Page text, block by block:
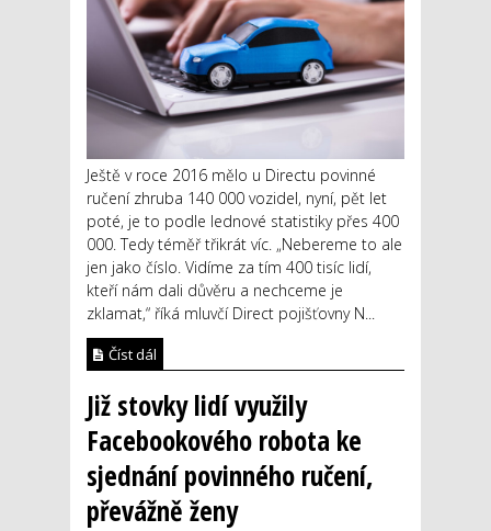
Ještě v roce 2016 mělo u Directu povinné
ručení zhruba 140 000 vozidel, nyní, pět let
poté, je to podle lednové statistiky přes 400
000. Tedy téměř třikrát víc. „Nebereme to ale
jen jako číslo. Vidíme za tím 400 tisíc lidí,
kteří nám dali důvěru a nechceme je
zklamat,“ říká mluvčí Direct pojišťovny N...
Číst dál
Již stovky lidí využily
Facebookového robota ke
sjednání povinného ručení,
převážně ženy